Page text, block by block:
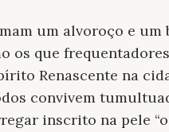
um alvoroço e um
os que
Renascente na
convivem
inscrito na pele